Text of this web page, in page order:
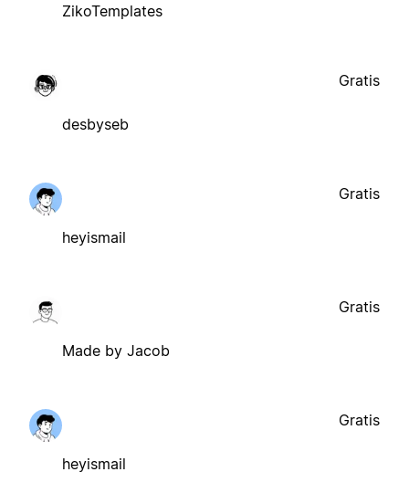
ZikoTemplates
desbyseb
Gratis
heyismail
Gratis
Made by Jacob
Gratis
heyismail
Gratis